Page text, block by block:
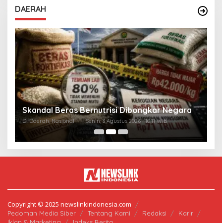
DAERAH
Skandal Beras Bernutrisi Dibongkar Negara
Di Daerah, Nasional | Senin, 3 Agustus 2026 | 10:11 WIB
Copyright © 2025 newslinkindonesia.com
Pedoman Media Siber Tentang Kami Redaksi
Karir